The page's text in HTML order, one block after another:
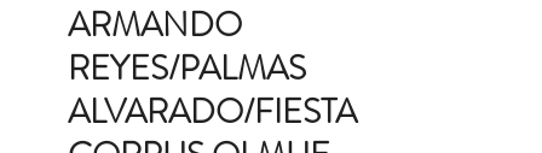
ARMANDO
REYES/PALMAS
ALVARADO/FIESTA